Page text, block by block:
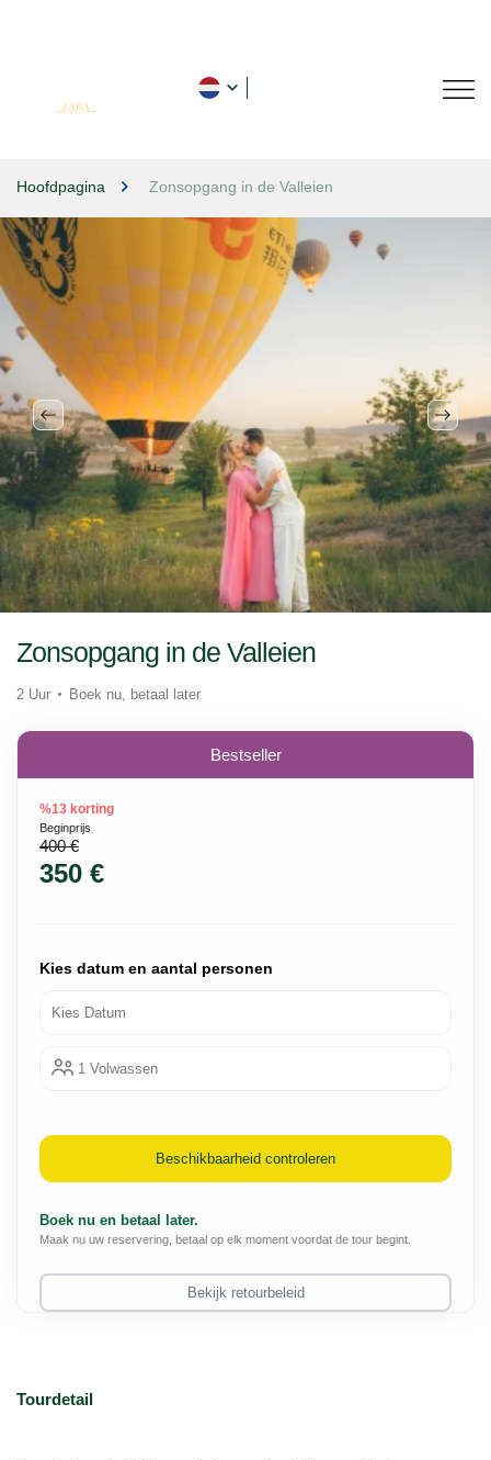
Hoofdpagina Zonsopgang in de Valleien
Tourdetail
Zonsopgang in de Valleien
2 Uur Boek nu, betaal later
Bestseller
%13 korting
Beginprijs
400 €
350 €
Kies datum en aantal personen
Kies Datum
1 Volwassen
Beschikbaarheid controleren
Boek nu en betaal later.
Maak nu uw reservering, betaal op elk moment voordat de tour begint.
Bekijk retourbeleid